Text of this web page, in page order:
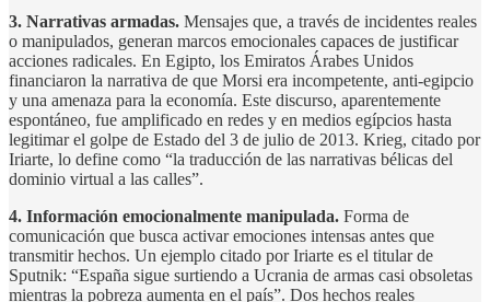
3. Narrativas armadas. Mensajes que, a través de incidentes reales
o manipulados, generan marcos emocionales capaces de justificar
acciones radicales. En Egipto, los Emiratos Árabes Unidos
financiaron la narrativa de que Morsi era incompetente, anti-egipcio
y una amenaza para la economía. Este discurso, aparentemente
espontáneo, fue amplificado en redes y en medios egípcios hasta
legitimar el golpe de Estado del 3 de julio de 2013. Krieg, citado por
Iriarte, lo define como “la traducción de las narrativas bélicas del
dominio virtual a las calles”.
4. Información emocionalmente manipulada. Forma de
comunicación que busca activar emociones intensas antes que
transmitir hechos. Un ejemplo citado por Iriarte es el titular de
Sputnik: “España sigue surtiendo a Ucrania de armas casi obsoletas
mientras la pobreza aumenta en el país”. Dos hechos reales